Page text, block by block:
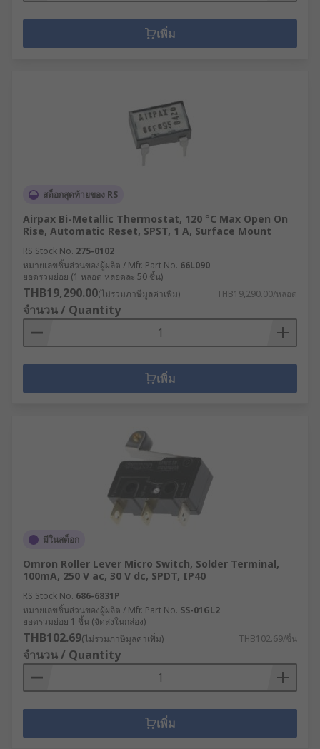
เพิ่ม
สต็อกสุดท้ายของ RS
Airpax Bi-Metallic Thermostat, 120 °C Max Open On
Rise, Automatic Reset, SPST, 1 A, Surface Mount
RS Stock No. 275-0102
หมายเลขชิ้นส่วนของผู้ผลิต / Mfr. Part No. 66L090
ยอดรวมย่อย (1 หลอด หลอดละ 50 ชิ้น)
THB19,290.00(ไม่รวมภาษีมูลค่าเพิ่ม) THB19,290.00/หลอด
จำนวน / Quantity
เพิ่ม
มีในสต็อก
Omron Roller Lever Micro Switch, Solder Terminal,
100mA, 250 V ac, 30 V dc, SPDT, IP40
RS Stock No. 686-6831P
หมายเลขชิ้นส่วนของผู้ผลิต / Mfr. Part No. SS-01GL2
ยอดรวมย่อย 1 ชิ้น (จัดส่งในกล่อง)
THB102.69(ไม่รวมภาษีมูลค่าเพิ่ม) THB102.69/ชิ้น
จำนวน / Quantity
เพิ่ม